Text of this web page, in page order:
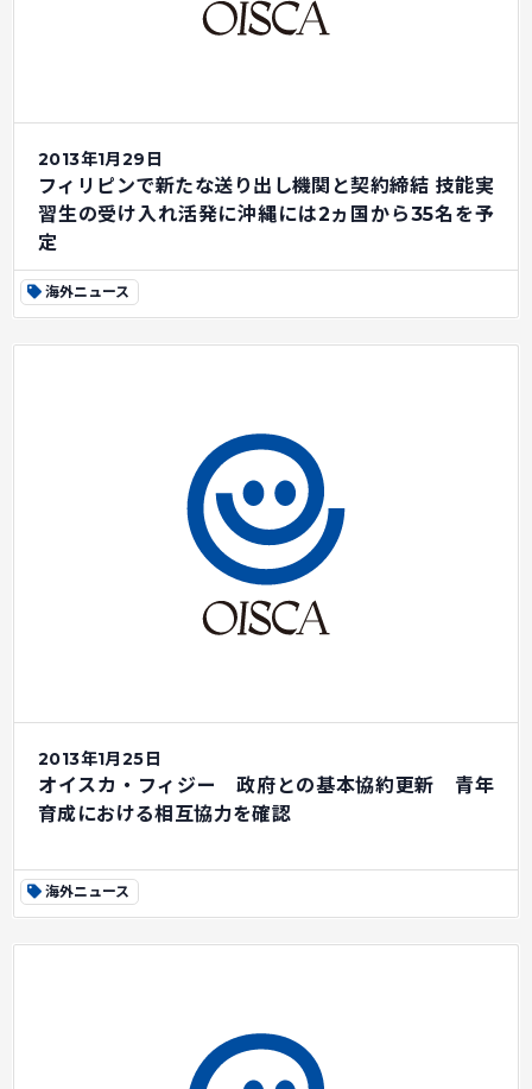
2013年1月29日
フィリピンで新たな送り出し機関と契約締結 技能実
習生の受け入れ活発に沖縄には2ヵ国から35名を予
定
海外ニュース
2013年1月25日
オイスカ・フィジー 政府との基本協約更新 青年
育成における相互協力を確認
海外ニュース